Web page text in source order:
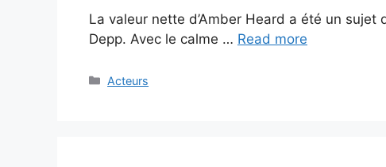
La valeur nette d’Amber Heard a été un
Depp. Avec le calme … Read more
Categories
Acteurs